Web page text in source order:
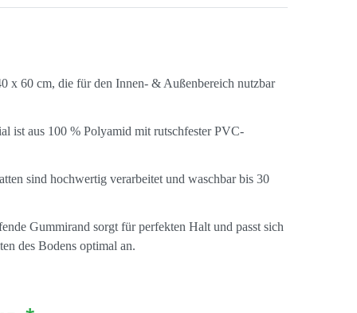
x 60 cm, die für den Innen- & Außenbereich nutzbar
ist aus 100 % Polyamid mit rutschfester PVC-
sind hochwertig verarbeitet und waschbar bis 30
Gummirand sorgt für perfekten Halt und passt sich
des Bodens optimal an.